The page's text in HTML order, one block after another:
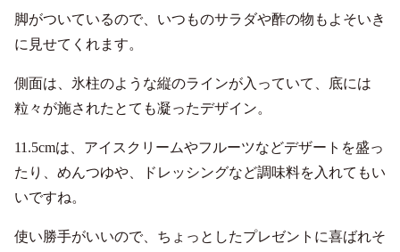
脚がついているので、いつものサラダや酢の物もよそいき
に見せてくれます。
側面は、氷柱のような縦のラインが入っていて、底には
粒々が施されたとても凝ったデザイン。
11.5cmは、アイスクリームやフルーツなどデザートを盛っ
たり、めんつゆや、ドレッシングなど調味料を入れてもい
いですね。
使い勝手がいいので、ちょっとしたプレゼントに喜ばれそ